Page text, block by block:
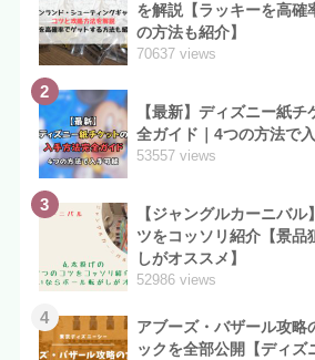
を解説【ラッキーを高確
の方法も紹介】
70637 views
2
【最新】ディズニー紙
全ガイド｜4つの方法で
53557 views
3
【ジャングルカーニバ
ツをコッソリ紹介【景品
しがオススメ】
52986 views
4
アブーズ・バザール攻略
ックを全部公開【ディズ